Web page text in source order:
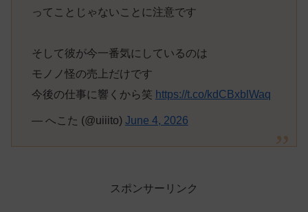
ってことじゃないことに注意です
そして彼が今一番気にしているのは
モノノ怪の売上だけです
今後の仕事に響くから笑 https://t.co/kdCBxblWaq
— へこた (@uiiito) June 4, 2026
スポンサーリンク